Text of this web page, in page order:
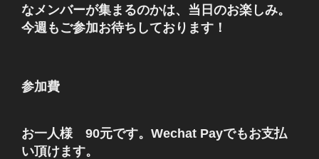
なメンバーが集まるのかは、当日のお楽しみ。
今週もご参加お待ちしております！
参加費
お一人様 90元です。Wechat Payでもお支払
い頂けます。